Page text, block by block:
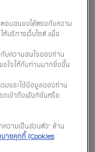
ยมใช้ชิ้นส่วนอะลูมิเนียม
ยมที่เป็นมิตรต่อสิ่ง
อบสนองได้ตรงกับความ
บริการเว็บไซต์ เพื่อ
กับความสนใจของท่าน
ใจให้กับท่านมากยิ่งขึ้น
มและใช้ข้อมูลของท่าน
ถเข้าถึงฟังก์ชันหรือ
วามเป็นส่วนตัว” ด้าน
บายคุกกี้ (Cookies